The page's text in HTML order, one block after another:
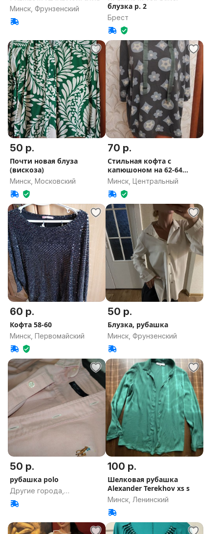
Минск, Фрунзенский
блузка р. 2
Брест
50 р.
Почти новая блуза
(вискоза)
Минск, Московский
70 р.
Стильная кофта с
капюшоном на 62-64
размер.
Минск, Центральный
60 р.
Кофта 58-60
Минск, Первомайский
50 р.
Блузка, рубашка
Минск, Фрунзенский
50 р.
рубашка polo
Другие города,
Гродненская область
100 р.
Шелковая рубашка
Alexander Terekhov xs s
Минск, Ленинский